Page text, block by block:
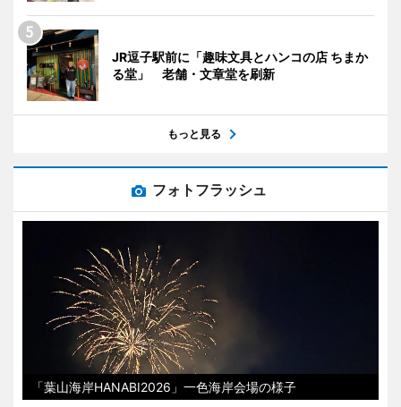
JR逗子駅前に「趣味文具とハンコの店 ちまか
る堂」 老舗・文章堂を刷新
もっと見る
フォトフラッシュ
「葉山海岸HANABI2026」一色海岸会場の様子